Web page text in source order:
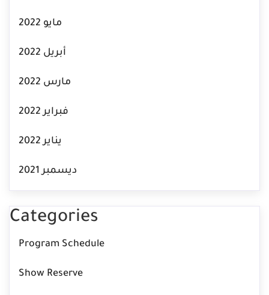
مايو 2022
أبريل 2022
مارس 2022
فبراير 2022
يناير 2022
ديسمبر 2021
Categories
Program Schedule
Show Reserve